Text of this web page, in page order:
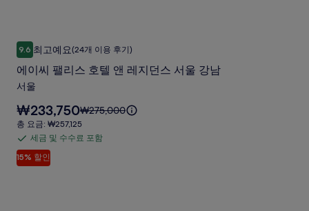
러
리
갤
러
리
수
료
포
에
이
씨
팰
리
스
호
텔
9.610점 만점 중 9.6점, 최고예요, (24개 이용 후기)
최고예요(24개 이용 후기)
에이씨 팰리스 호텔 앤 레지던스 서울 강남
서울
15% 할인
요
금
은
₩233,750
입
니
₩233,750요
금
은
₩275,000
총
요
금:
₩257,125
총 요금: ₩257,125
세
금
세금 및 수수료 포함
에이씨 팰리스 호텔 앤 레지던스 서울 강남